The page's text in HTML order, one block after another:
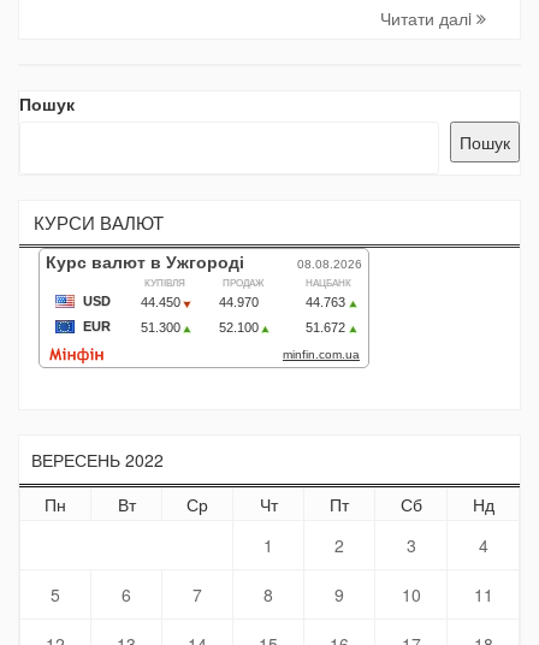
Читати далi
Пошук
Пошук
КУРСИ ВАЛЮТ
ВЕРЕСЕНЬ 2022
Пн
Вт Ср Чт Пт Сб
Нд
1
2 3 4
5 6 7 8 9 10 11